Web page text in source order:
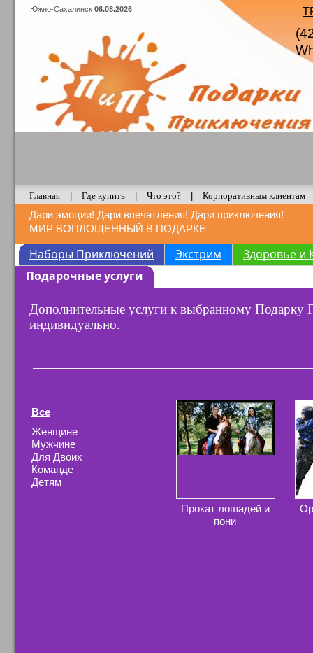
Южно-Сахалинск 06.08.2026
Главная Где купить Что это? Корпоративным клиентам
Дари эмоции! Дари впечатления! Дари приключения!
МИР ВОПЛОЩЕННЫЙ В ПОДАРКЕ
Наборы Приключений Экстрим
Здоровье и
Подарочные услуги
Дополнительные услуги к выбранному Подарку
индивидуально.
Все
Женщине
Мужчине
Для Двоих
Команде
Детям
Прокат лошадей и
пони